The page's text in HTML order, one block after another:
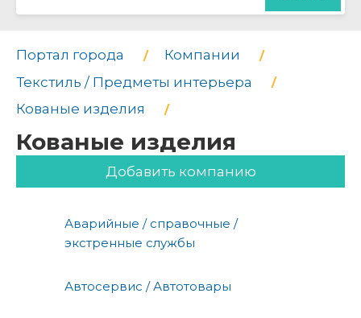
Портал города
Компании
Текстиль / Предметы интерьера
Кованые изделия
Кованые изделия
Добавить компанию
Аварийные / справочные /
экстренные службы
Автосервис / Автотовары